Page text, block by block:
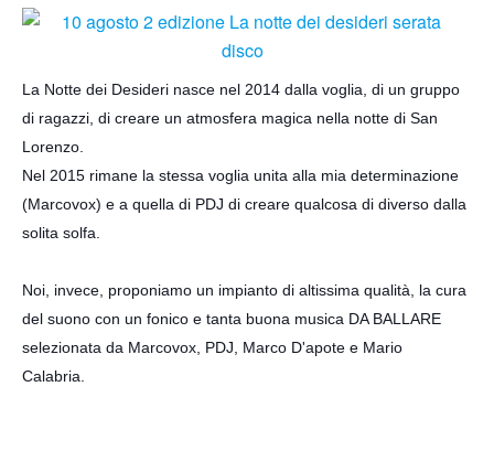
La Notte dei Desideri nasce nel 2014 dalla voglia, di un gruppo
di ragazzi, di creare un atmosfera magica nella notte di San
Lorenzo.
Nel 2015 rimane la stessa voglia unita alla mia determinazione
(Marcovox) e a quella di PDJ di creare qualcosa di diverso dalla
solita solfa.
Noi, invece, proponiamo un impianto di altissima qualità, la cura
del suono con un fonico e tanta buona musica DA BALLARE
selezionata da Marcovox , PDJ, Marco D'apote e Mario
Calabria.